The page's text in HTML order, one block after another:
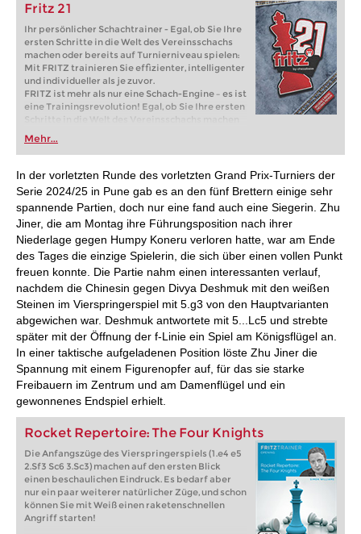
Fritz 21
Ihr persönlicher Schachtrainer - Egal, ob Sie Ihre
ersten Schritte in die Welt des Vereinsschachs
machen oder bereits auf Turnierniveau spielen:
Mit FRITZ trainieren Sie effizienter, intelligenter
und individueller als je zuvor.
FRITZ ist mehr als nur eine Schach-Engine – es ist
eine Trainingsrevolution! Egal, ob Sie Ihre ersten
Schritte in die Welt des Vereinsschachs machen
oder bereits auf Turnierniveau spielen: Mit
FRITZ trainieren Sie effizienter, intelligenter und
individueller als je zuvor.
Mehr...
In der vorletzten Runde des vorletzten Grand Prix-Turniers der
Serie 2024/25 in Pune gab es an den fünf Brettern einige sehr
spannende Partien, doch nur eine fand auch eine Siegerin. Zhu
Jiner, die am Montag ihre Führungsposition nach ihrer
Niederlage gegen Humpy Koneru verloren hatte, war am Ende
des Tages die einzige Spielerin, die sich über einen vollen Punkt
freuen konnte. Die Partie nahm einen interessanten verlauf,
nachdem die Chinesin gegen Divya Deshmuk mit den weißen
Steinen im Vierspringerspiel mit 5.g3 von den Hauptvarianten
abgewichen war. Deshmuk antwortete mit 5...Lc5 und strebte
später mit der Öffnung der f-Linie ein Spiel am Königsflügel an.
In einer taktische aufgeladenen Position löste Zhu Jiner die
Spannung mit einem Figurenopfer auf, für das sie starke
Freibauern im Zentrum und am Damenflügel und ein
gewonnenes Endspiel erhielt.
Rocket Repertoire: The Four Knights
Die Anfangszüge des Vierspringerspiels (1.e4 e5
2.Sf3 Sc6 3.Sc3) machen auf den ersten Blick
einen beschaulichen Eindruck. Es bedarf aber
nur ein paar weiterer natürlicher Züge, und schon
können Sie mit Weiß einen raketenschnellen
Angriff starten!